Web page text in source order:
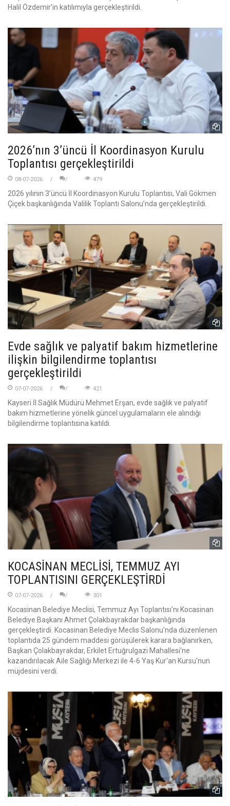
Halil Özdemir’in katılımıyla gerçekleştirildi.
2026’nın 3’üncü İl Koordinasyon Kurulu
Toplantısı gerçekleştirildi
08-07-2026 479
2026 yılının 3’üncü İl Koordinasyon Kurulu Toplantısı, Vali Gökmen
Çiçek başkanlığında Valilik Toplantı Salonu’nda gerçekleştirildi.
Evde sağlık ve palyatif bakım hizmetlerine
ilişkin bilgilendirme toplantısı
gerçekleştirildi
07-07-2026 421
Kayseri İl Sağlık Müdürü Mehmet Erşan, evde sağlık ve palyatif
bakım hizmetlerine yönelik güncel uygulamaların ele alındığı
bilgilendirme toplantısına katıldı.
KOCASİNAN MECLİSİ, TEMMUZ AYI
TOPLANTISINI GERÇEKLEŞTİRDİ
07-07-2026 301
Kocasinan Belediye Meclisi, Temmuz Ayı Toplantısı'nı Kocasinan
Belediye Başkanı Ahmet Çolakbayrakdar başkanlığında
gerçekleştirdi. Kocasinan Belediye Meclis Salonu'nda düzenlenen
toplantıda 25 gündem maddesi görüşülerek karara bağlanırken,
Başkan Çolakbayrakdar, Erkilet Ertuğrulgazi Mahallesi'ne
kazandırılacak Aile Sağlığı Merkezi ile 4-6 Yaş Kur'an Kursu'nun
müjdesini verdi.